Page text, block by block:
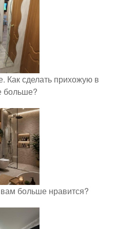
Как сделать прихожую в
больше?
больше нравится?